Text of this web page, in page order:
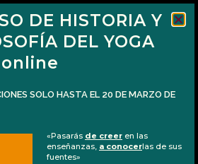
este mundo?
DE HISTORIA Y
DEL YOGA
SOLO HASTA EL 20 DE MARZO DE
«Pasarás de creer en las
enseñanzas, a conocerlas de sus
fuentes»